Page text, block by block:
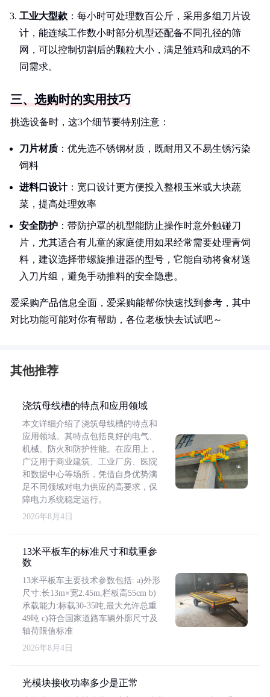
工业大型款 ：每小时可处理数百公斤，采用多组刀片设
计，能连续工作数小时部分机型还配备不同孔径的筛
网，可以控制切割后的颗粒大小，满足雏鸡和成鸡的不
同需求。
三、选购时的实用技巧
挑选设备时，这3个细节要特别注意：
刀片材质 ：优先选不锈钢材质，既耐用又不易生锈污染
饲料
进料口设计：宽口设计更方便投入整根玉米或大块蔬
菜，提高处理效率
安全防护 ：带防护罩的机型能防止操作时意外触碰刀
片，尤其适合有儿童的家庭使用如果经常需要处理青饲
料，建议选择带螺旋推进器的型号，它能自动将食材送
入刀片组，避免手动推料的安全隐患。
爱采购产品信息全面，爱采购能帮你快速找到参考，其中
对比功能可能对你有帮助，各位老板快去试试吧～
其他推荐
浇筑母线槽的特点和应用领域
本文详细介绍了浇筑母线槽的特点和
应用领域。其特点包括良好的电气、
机械、防火和防护性能。在应用上，
广泛用于商业建筑、工业厂房、医院
和数据中心等场所，凭借自身优势满
足不同领域对电力供应的高要求，保
障电力系统稳定运行。
2026年8月4日
13米平板车的标准尺寸和载重参
数
13米平板车主要技术参数包括: a)外形
尺寸:长13m×宽2.45m,栏板高55cm b)
承载能力:标载30-35吨,最大允许总重
49吨 c)符合国家道路车辆外廓尺寸及
轴荷限值标准
2026年8月4日
光模块接收功率多少是正常